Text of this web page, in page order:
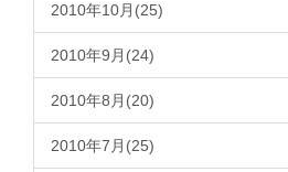
2010年10月(25)
2010年9月(24)
2010年8月(20)
2010年7月(25)